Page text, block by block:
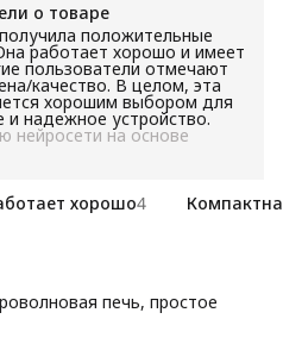
о товаре
положительные
работает хорошо и имеет
пользователи отмечают
качество. В целом, эта
хорошим выбором для
и надежное устройство.
нейросети на основе
хорошо4
печь, простое